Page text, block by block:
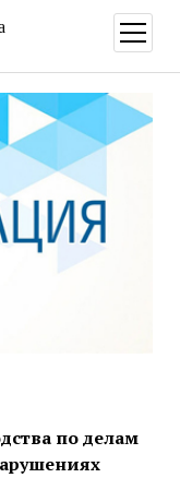
меню
по делам